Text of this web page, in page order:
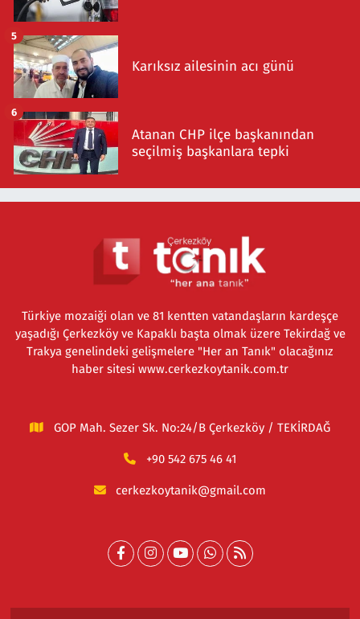
Karıksız ailesinin acı günü
5
Atanan CHP ilçe başkanından
seçilmiş başkanlara tepki
6
Türkiye mozaiği olan ve 81 kentten vatandaşların kardeşçe
yaşadığı Çerkezköy ve Kapaklı başta olmak üzere Tekirdağ ve
Trakya genelindeki gelişmelere "Her an Tanık" olacağınız
haber sitesi www.cerkezkoytanik.com.tr
GOP Mah. Sezer Sk. No:24/B Çerkezköy / TEKİRDAĞ
+90 542 675 46 41
cerkezkoytanik@gmail.com